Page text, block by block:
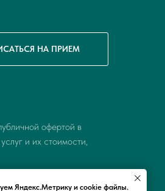
офертой в
и их стоимости,
НА ПРИЕМ
Яндекс.Метрику и cookie файлы.